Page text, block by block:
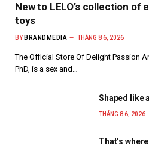
New to LELO’s collection
toys
BY BRANDMEDIA THÁNG 8 6, 2026
The Official Store Of Delight Passion
PhD, is a sex and…
Shaped like
THÁNG 8 6, 2026
That’s